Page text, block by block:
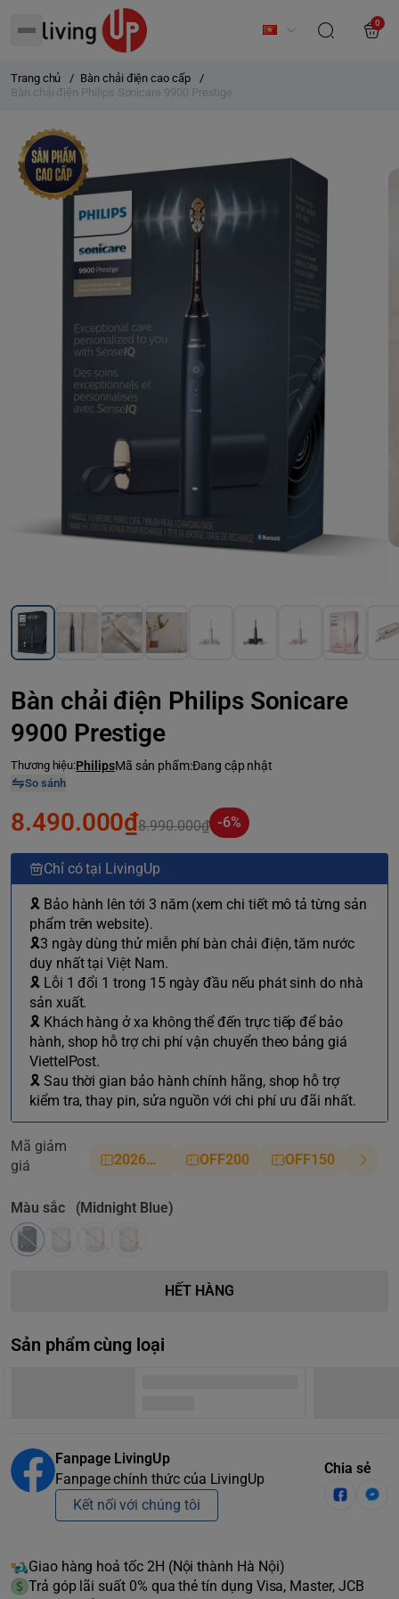
0
Trang chủ / Bàn chải điện cao cấp
/
Bàn chải điện Philips Sonicare 9900 Prestige
Bàn chải điện Philips Sonicare
9900 Prestige
Thương hiệu:PhilipsMã sản phẩm:Đang cập nhật
So sánh
8.490.000₫8.990.000₫ -6%
Chỉ có tại LivingUp
🎗 Bảo hành lên tới 3 năm (xem chi tiết mô tả từng sản
phẩm trên website).
🎗3 ngày dùng thử miễn phí bàn chải điện, tăm nước
duy nhất tại Việt Nam.
🎗 Lỗi 1 đổi 1 trong 15 ngày đầu nếu phát sinh do nhà
sản xuất.
🎗 Khách hàng ở xa không thể đến trực tiếp để bảo
hành, shop hỗ trợ chi phí vận chuyển theo bảng giá
ViettelPost.
🎗 Sau thời gian bảo hành chính hãng, shop hỗ trợ
kiểm tra, thay pin, sửa nguồn với chi phí ưu đãi nhất.
Mã giảm
giá
2026NM OFF200 OFF150
Màu sắc (Midnight Blue)
HẾT HÀNG
Sản phẩm cùng loại
Fanpage LivingUp
Fanpage chính thức của LivingUp
Kết nối với chúng tôi
Chia sẻ
Giao hàng hoả tốc 2H (Nội thành Hà Nội)
Trả góp lãi suất 0% qua thẻ tín dụng Visa, Master, JCB